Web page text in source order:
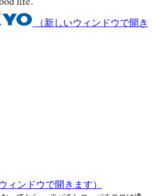
（新しいウィンドウで開き
ィンドウで開きます）